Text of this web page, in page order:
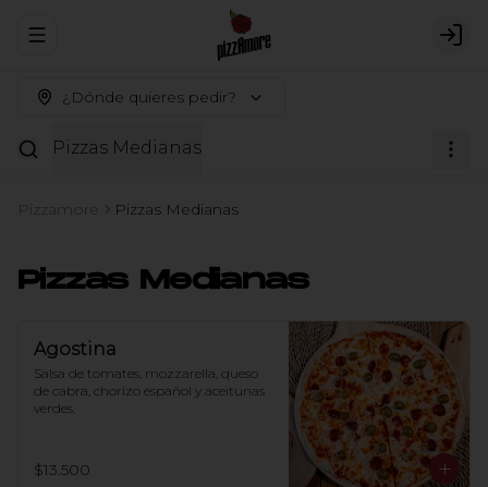
Abrir menu de navegación
¿Dónde quieres pedir?
Pizzas Medianas
Pizzamore Pizzas Medianas
Pizzas Medianas
Agostina
Salsa de tomates, mozzarella, queso
de cabra, chorizo español y aceitunas
verdes.
$13.500